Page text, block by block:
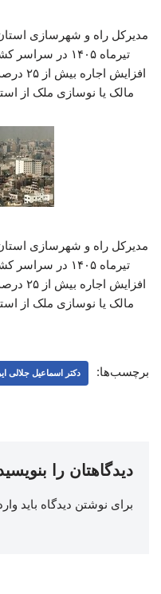
مدیرکل راه و شهرسازی
تیرماه ۱۴۰۵ در
مالک یا نوسازی ملک از
مدیرکل راه و شهرسازی
تیرماه ۱۴۰۵ در
مالک یا نوسازی ملک از
برچسب‌ها: دکتر اسماعیل جلالی
دیدگاهتان را
برای نوشتن دیدگاه باید